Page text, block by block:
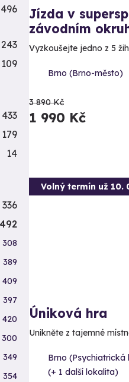
Jízda v
závodním
Vyzkoušejte jedno z 5
Brno (Brno-město)
3 890 Kč
1 990 Kč
Volný termín už 10.
Úniková hra
Unikněte z tajemné
Brno (Psychiatrická
(+ 1 další lokalita)
496
243
109
433
179
14
336
492
308
389
409
397
420
300
349
354